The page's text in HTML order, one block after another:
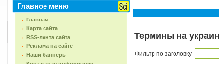
єдиний; grapho - пишу) 1) наукова
праця, що заглиблено розробляє
одну тему, обмежен...
Главное меню
Главная
Карта сайта
RSS-лента сайта
Реклама на сайте
Наши баннеры
Термины на
Фильтр по заголовку